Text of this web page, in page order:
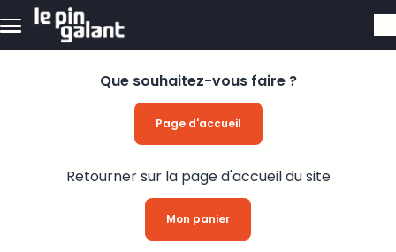
Aller au contenu principal
Que souhaitez-vous faire ?
Page d'accueil
Retourner sur la page d'accueil du site
Mon panier